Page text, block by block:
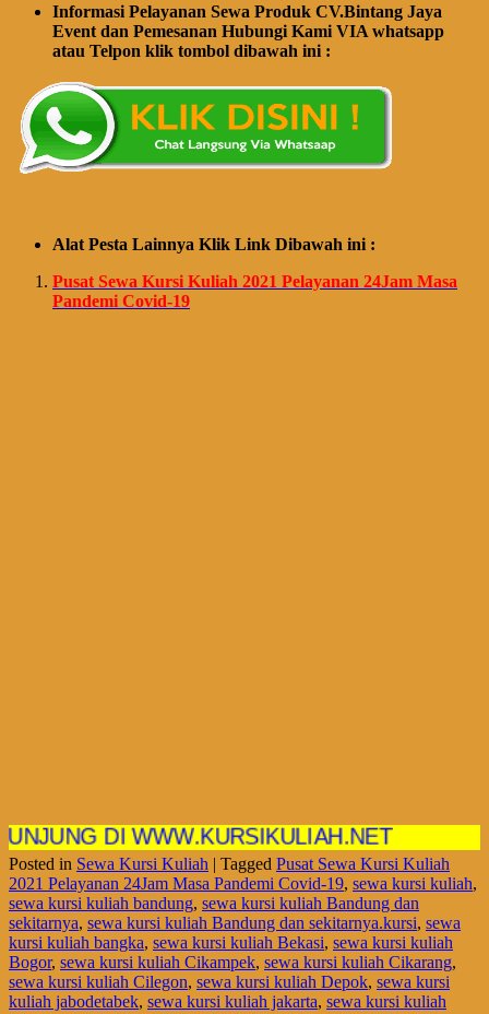
Informasi Pelayanan Sewa Produk CV.Bintang Jaya
Event dan Pemesanan Hubungi Kami VIA whatsapp
atau Telpon klik tombol dibawah ini :
Alat Pesta Lainnya Klik Link Dibawah ini :
Pusat Sewa Kursi Kuliah 2021 Pelayanan 24Jam Masa
Pandemi Covid-19
DI WWW.KURSIKULIAH.NET
Posted in Sewa Kursi Kuliah | Tagged Pusat Sewa Kursi Kuliah
2021 Pelayanan 24Jam Masa Pandemi Covid-19, sewa kursi kuliah,
sewa kursi kuliah bandung, sewa kursi kuliah Bandung dan
sekitarnya, sewa kursi kuliah Bandung dan sekitarnya.kursi, sewa
kursi kuliah bangka, sewa kursi kuliah Bekasi, sewa kursi kuliah
Bogor, sewa kursi kuliah Cikampek, sewa kursi kuliah Cikarang,
sewa kursi kuliah Cilegon, sewa kursi kuliah Depok, sewa kursi
kuliah jabodetabek, sewa kursi kuliah jakarta, sewa kursi kuliah